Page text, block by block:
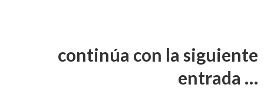
continúa con la siguiente
entrada …